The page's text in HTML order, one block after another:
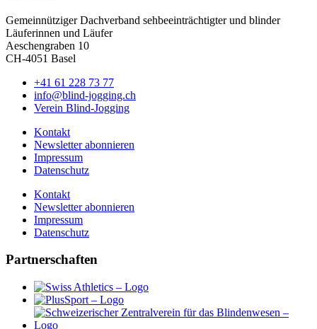
Gemeinnütziger Dachverband sehbeeinträchtigter und blinder
Läuferinnen und Läufer
Aeschengraben 10
CH-4051 Basel
+41 61 228 73 77
info@blind-jogging.ch
Verein Blind-Jogging
Kontakt
Newsletter abonnieren
Impressum
Datenschutz
Kontakt
Newsletter abonnieren
Impressum
Datenschutz
Partnerschaften